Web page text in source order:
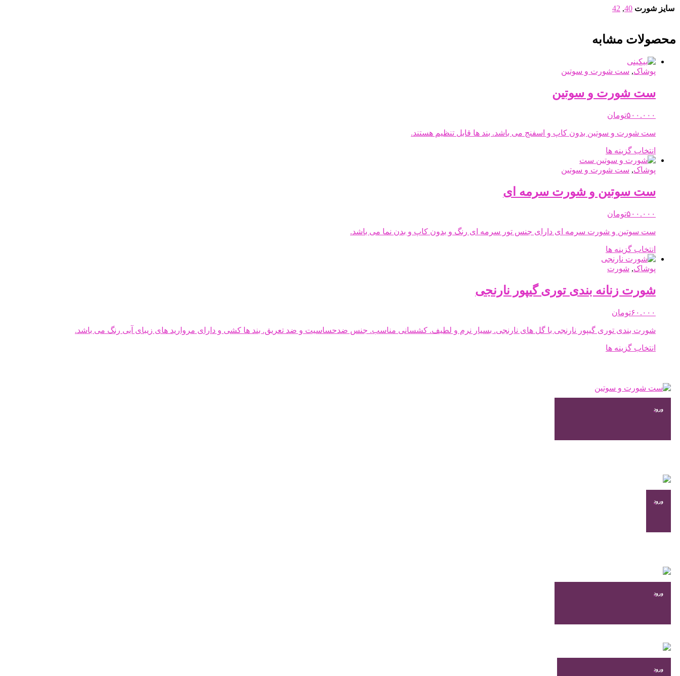
سایز شورت 40
,
42
محصولات مشابه
پوشاک, ست شورت و سوتین
ست شورت و سوتین
۵۰۰.۰۰۰تومان
ست شورت و سوتین بدون کاپ و اسفنج می باشد. بند ها قابل تنظیم هستند.
انتخاب گزینه ها
محصول
دارای
مختلفی
می
ممکن
در
صفحه
شوند
پوشاک, ست شورت و سوتین
ست سوتین و شورت سرمه ای
۵۰۰.۰۰۰تومان
ست سوتین و شورت سرمه ای دارای جنس تور سرمه ای رنگ و بدون کاپ و بدن نما می باشد.
انتخاب گزینه ها
محصول
مختلفی
می
ممکن
در
شوند
پوشاک, شورت
شورت زنانه بندی توری گیپور نارنجی
۶۰.۰۰۰تومان
شورت بندی توری گیپور نارنجی با گل های نارنجی. بسیار نرم و لطیف. کشسانی مناسب. جنس ضدحساسیت و ضد تعریق. بند ها کشی و دارای مروارید های زیبای آبی رنگ می باشد.
انتخاب گزینه ها
مختلفی
می
ورود
ورود
ورود
ورود